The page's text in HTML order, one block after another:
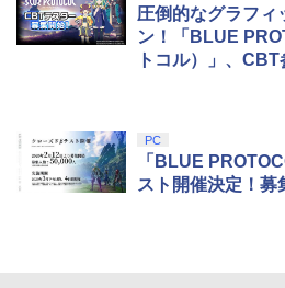
圧倒的なグラフィ
ン！「BLUE
トコル）」、
PC
「BLUE
スト開催決定！募